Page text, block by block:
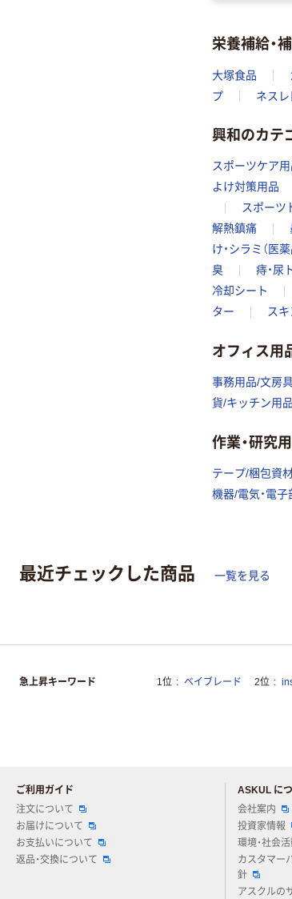
栄養補給・
大塚食品
プ
ネス
興和のカテ
スポーツケア
よけ対策用品
スポーツ
解熱鎮痛
け・シラミ（医薬
臭
痔・尿
冷却シート
ター
ス
オフィス用
事務用品/文房具
貨/キッチン用品
作業・研究
テープ/梱包資
機器/電気・電子
最近チェックした商品 一覧を見る
急上昇キーワード 1位 ベイブレード 2位
ご利用ガイド
注文について
お届けについて
お支払いについて
返品・交換について
ASKUL に
会社案内
投資家情報
環境・社会
カスタマー
針
アスクルの